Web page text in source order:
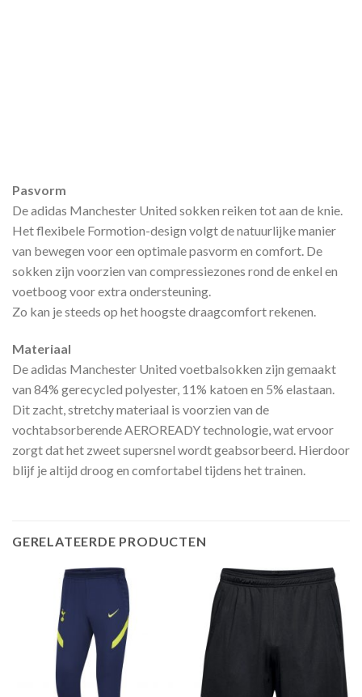
Pasvorm
De adidas Manchester United sokken reiken tot aan de knie.
Het flexibele Formotion-design volgt de natuurlijke manier
van bewegen voor een optimale pasvorm en comfort. De
sokken zijn voorzien van compressiezones rond de enkel en
voetboog voor extra ondersteuning.
Zo kan je steeds op het hoogste draagcomfort rekenen.
Materiaal
De adidas Manchester United voetbalsokken zijn gemaakt
van 84% gerecycled polyester, 11% katoen en 5% elastaan.
Dit zacht, stretchy materiaal is voorzien van de
vochtabsorberende AEROREADY technologie, wat ervoor
zorgt dat het zweet supersnel wordt geabsorbeerd. Hierdoor
blijf je altijd droog en comfortabel tijdens het trainen.
GERELATEERDE PRODUCTEN